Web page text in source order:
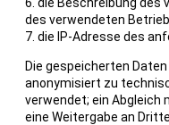
des verwendeten
7. die IP-Adresse des
Die gespeicherten
anonymisiert zu
verwendet; ein Abgleich
eine Weitergabe an